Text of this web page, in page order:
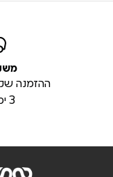
ההזמנה
3 ימי עסקים